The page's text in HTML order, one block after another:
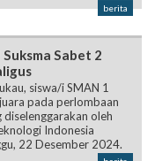
berita
Sabet 2
siswa/i SMAN 1
pada perlombaan
oleh
Indonesia
22 Desember 2024.